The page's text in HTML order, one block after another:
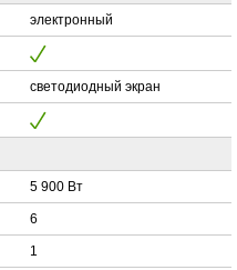
электронный
светодиодный экран
5 900 Вт
6
1